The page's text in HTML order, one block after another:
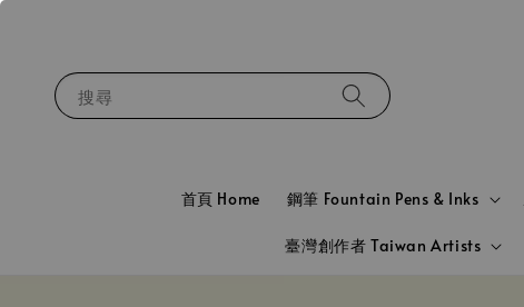
搜尋
首頁 Home 鋼筆 Fountain Pens & Inks
臺灣創作者 Taiwan Artists